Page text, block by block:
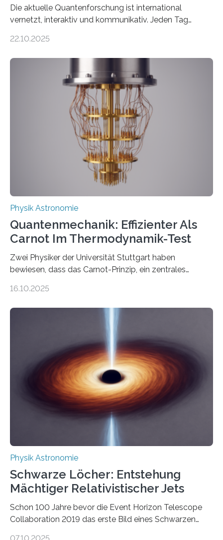
Die aktuelle Quantenforschung ist international
vernetzt, interaktiv und kommunikativ. Jeden Tag
oft von Autor*innen, die eng zusammenarbeiten. Neue
werden schnell weiterentwickelt. Dies ist der Alltag in
der Forschung der Quantentheorie, die dieses Jahr 100
Jahre alt geworden ist, weshalb die UNESCO 2025 zum
Internationalen Jahr der Quantenwissenschaft und -
technologie ausgerufen hat. Doch nun hat eine
internationale Forschungsgruppe um den
22.10.2025
Physik Astronomie
Quantenmechanik: Effizienter Als
Carnot Im Thermodynamik-Test
Zwei Physiker der Universität Stuttgart haben
bewiesen, dass das Carnot-Prinzip, ein zentrales
Größenordnung von Atomen gilt, deren physikalische
Quantenmotoren voranbringen. Das
Wissenschaftsjournal Science Advances veröffentlichte
die Herleitung. (DOI: 10.1126/sciadv.adw8462)
Verbrennungsmotoren oder Dampfturbinen sind
Wärmekraftmaschinen: Sie wandeln thermische
Energie in mechanische Bewegung um – oder anders
ausgedrückt, Wärme in Bewegung. In
quantenmechanischen Experimenten ist es in den…
16.10.2025
Physik Astronomie
Schwarze Löcher: Entstehung
Mächtiger Relativistischer Jets
Schon 100 Jahre bevor die Event Horizon Telescope
Collaboration 2019 das erste Bild eines Schwarzen